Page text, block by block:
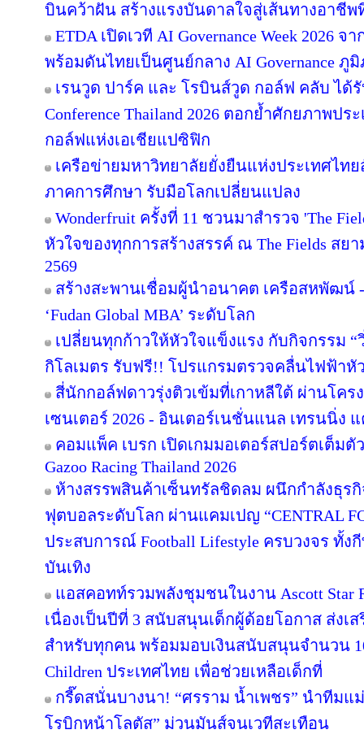
บินคว้าฝัน สร้างแรงบันดาลใจสู่เส้นทางอาชี
ETDA เปิดเวที AI Governance Week 2026
พร้อมดันไทยเป็นศูนย์กลาง AI Governance ภู
เรนวูด ปาร์ค และ โรบินส์วูด กอล์ฟ คลับ ได้รั
Conference Thailand 2026 ตอกย้ำศักยภาพป
กอล์ฟแห่งเอเชียแปซิฟิก
เครือข่ายมหาวิทยาลัยยั่งยืนแห่งประเทศไท
ภาคการศึกษา รับมือโลกเปลี่ยนแปลง
Wonderfruit ครั้งที่ 11 ชวนมาสำรวจ 'The
หัวใจของทุกการสร้างสรรค์ ณ The Fields ส
2569
สร้างสะพานเชื่อมผู้นำอนาคต เครือสหพัฒ
‘Fudan Global MBA’ ระดับโลก
เปลี่ยนทุกก้าวให้หัวใจแข็งแรง กับกิจกรรม “
กิโลเมตร รับฟรี!! โปรแกรมตรวจคลื่นไฟฟ้าหั
สี่นักกอล์ฟดาวรุ่งติวเข้มที่เกาหลีใต้ ผ่านโคร
เซนเตอร์ 2026 - อินเตอร์เนชั่นแนล เทรนนิ่ง
คอมแพ็ค เบรก เปิดเกมมอเตอร์สปอร์ตเต็มตั
Gazoo Racing Thailand 2026
ห้างสรรพสินค้าเซ็นทรัลชิดลม ผนึกกำลังธุร
ฟุตบอลระดับโลก ผ่านแคมเปญ “CENTRAL
ประสบการณ์ Football Lifestyle ครบวงจร ทั้
บันเทิง
แอสคอทท์รวมพลังชุมชนในงาน Ascott Star
เนื่องเป็นปีที่ 3 สนับสนุนเด็กผู้ด้อยโอกาส ส่งเ
สำหรับทุกคน พร้อมมอบเงินสนับสนุนจำนวน
Children ประเทศไทย เพื่อช่วยเหลือเด็กที่
กรี๊ดสนั่นบางนา! “ศรราม น้ำเพชร” นำทีมแ
โรบิกหน้าโลตัส” ม่วนมันส์จนเวทีสะเทือน